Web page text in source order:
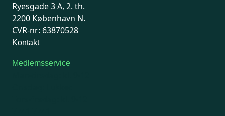
Ryesgade 3 A, 2. th.
2200 København N.
CVR-nr: 63870528
Kontakt
Medlemsservice